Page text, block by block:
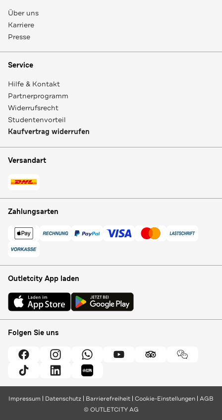
Über uns
Karriere
Presse
Service
Hilfe & Kontakt
Partnerprogramm
Widerrufsrecht
Studentenvorteil
Kaufvertrag widerrufen
Versandart
Zahlungsarten
Outletcity App laden
Folgen Sie uns
Impressum Datenschutz Barrierefreiheit Cookie-Einstellungen AGB
© OUTLETCITY AG